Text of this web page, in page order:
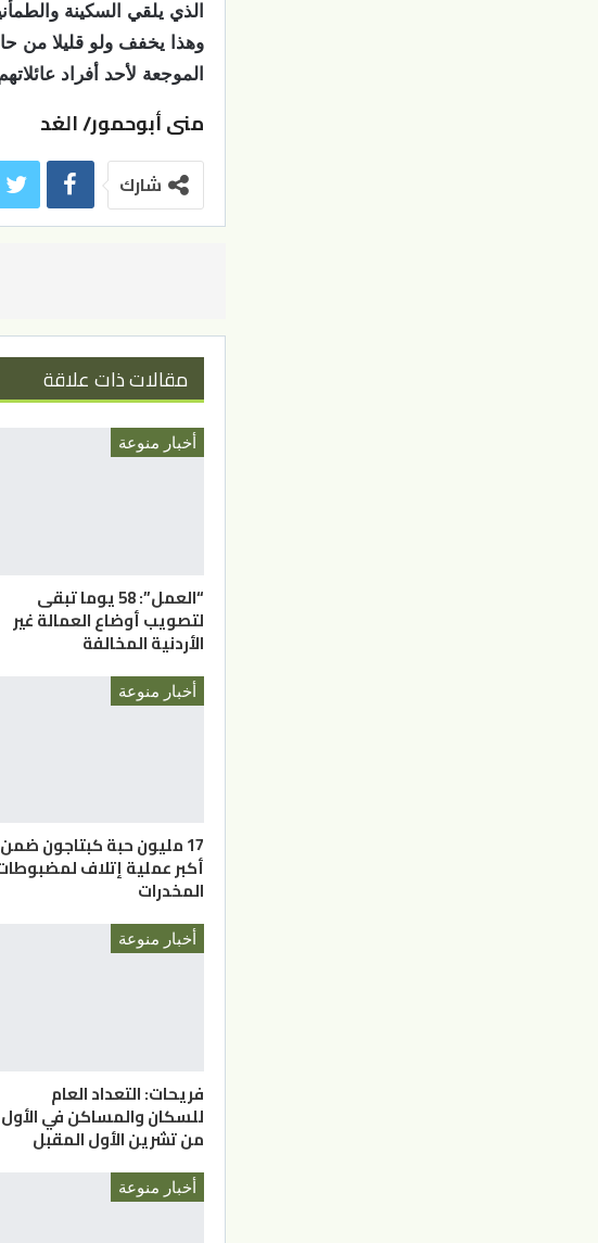
الذي يلقي السكينة
وهذا يخفف ولو قليلا من
الموجعة لأحد أفراد
منى أبوحمور/ الغد
شارك
مقالات ذات علاقة
أخبار منوعة
“العمل”: 58 يوما تبقى
لتصويب أوضاع العمالة غير
الأردنية المخالفة
أخبار منوعة
17 مليون حبة كبتاجون ضمن
أكبر عملية إتلاف
المخدرات
أخبار منوعة
فريحات: التعداد العام
للسكان والمساكن في الأول
من تشرين الأول المقبل
أخبار منوعة